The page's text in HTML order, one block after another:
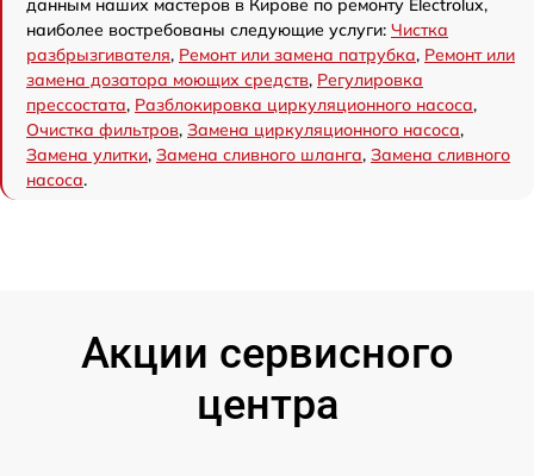
данным наших мастеров в Кирове по ремонту Electrolux,
наиболее востребованы следующие услуги: Чистка
разбрызгивателя, Ремонт или замена патрубка, Ремонт или
замена дозатора моющих средств, Регулировка
прессостата, Разблокировка циркуляционного насоса,
Очистка фильтров, Замена циркуляционного насоса,
Замена улитки, Замена сливного шланга, Замена сливного
насоса.
Акции сервисного
центра